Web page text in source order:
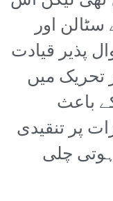
اور
پذیر قیادت
میں
باعث
پر تنقیدی
چلی